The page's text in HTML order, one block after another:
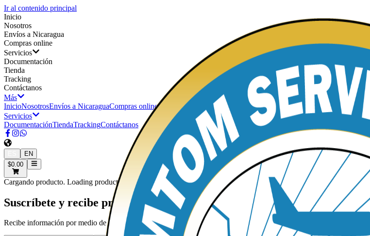
Ir al contenido principal
Inicio
Nosotros
Envíos a Nicaragua
Compras online
Servicios
Documentación
Tienda
Tracking
Contáctanos
Más
InicioNosotrosEnvíos a NicaraguaCompras online
Servicios
DocumentaciónTiendaTrackingContáctanos
EN
$0.00
Cargando producto. Loading product.
Suscríbete y recibe promociones
Recibe información por medio de tu correo electrónico y mantente al tanto de las noticias y ofertas especiales de MTOM.